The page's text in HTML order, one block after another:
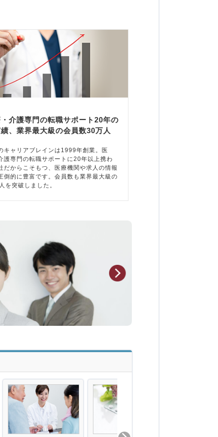
介護専門の転職サポート20年の
、業界最大級の会員数30万人
キャリアブレインは1999年創業。医
護専門の転職サポートに20年以上携わ
だからこそもつ、医療機関や求人の情報
倒的に豊富です。会員数も業界最大級の
を突破しました。